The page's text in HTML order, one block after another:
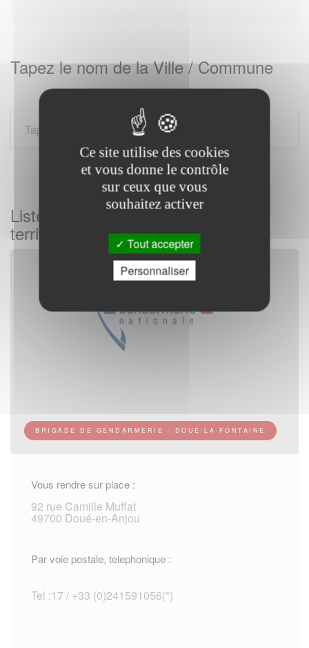
Tapez le nom de la Ville / Commune
Liste des gendarmeries sur tous les
territoires Français
BRIGADE DE GENDARMERIE - DOUÉ-LA-FONTAINE
Vous rendre sur place :
92 rue Camille Muffat
49700 Doué-en-Anjou
Par voie postale, telephonique :
Tel :17 / +33 (0)241591056(*)
Ce site utilise des cookies
et vous donne le contrôle
sur ceux que vous
souhaitez activer
Tout accepter
Personnaliser